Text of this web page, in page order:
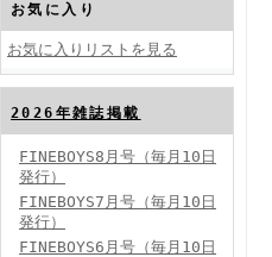
FINEBOYS2024年10月号
お気に入り
お気に入りリストを見る
2026年雑誌掲載
FINEBOYS8月号（毎月10日
発行）
FINEBOYS7月号（毎月10日
発行）
FINEBOYS6月号（毎月10日